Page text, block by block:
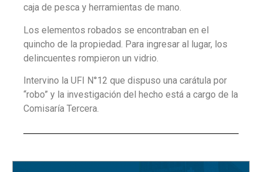
caja de pesca y herramientas de mano.
Los elementos robados se encontraban en el
quincho de la propiedad. Para ingresar al lugar, los
delincuentes rompieron un vidrio.
Intervino la UFI N°12 que dispuso una carátula por
“robo” y la investigación del hecho está a cargo de la
Comisaría Tercera.